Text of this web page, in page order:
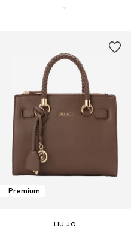
Premium
LIU JO